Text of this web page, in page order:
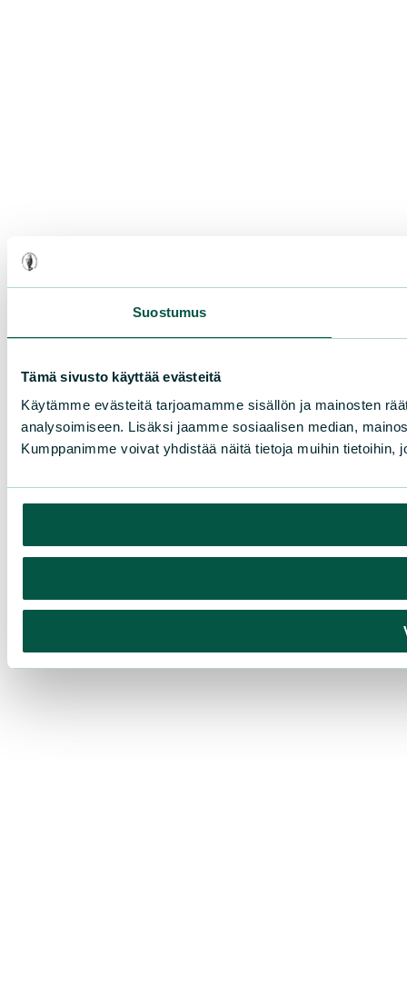
Suostumus
Tämä sivusto käyttää evästeitä
Käytämme evästeitä tarjoamamme sisällön ja mainosten
analysoimiseen. Lisäksi jaamme sosiaalisen median,
Kumppanimme voivat yhdistää näitä tietoja muihin tietoihin,